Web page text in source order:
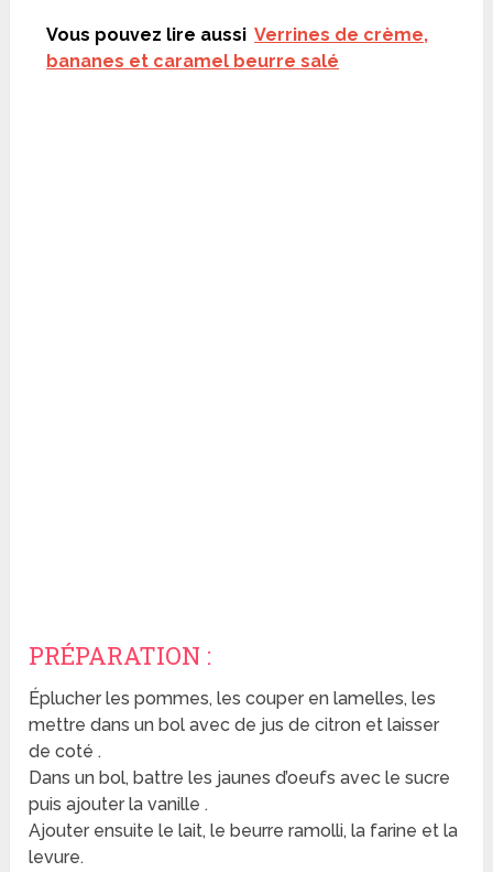
Vous pouvez lire aussi Verrines de crème,
bananes et caramel beurre salé
PRÉPARATION :
Éplucher les pommes, les couper en lamelles, les
mettre dans un bol avec de jus de citron et laisser
de coté .
Dans un bol, battre les jaunes d’oeufs avec le sucre
puis ajouter la vanille .
Ajouter ensuite le lait, le beurre ramolli, la farine et la
levure.